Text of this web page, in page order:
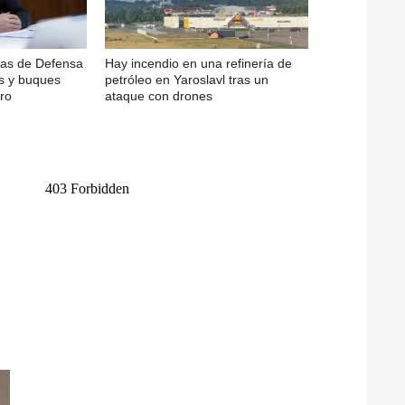
de Defensa
y buques
Hay incendio en una refinería de
petróleo en Yaroslavl tras un
ataque con drones